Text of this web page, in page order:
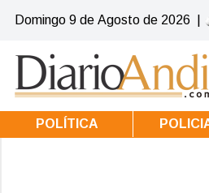
Domingo 9 de Agosto de 2026
POLÍTICA